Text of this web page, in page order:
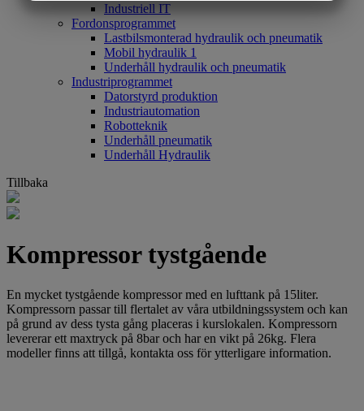
Industriell IT
Fordonsprogrammet
Lastbilsmonterad hydraulik och pneumatik
Mobil hydraulik 1
Underhåll hydraulik och pneumatik
Industriprogrammet
Datorstyrd produktion
Industriautomation
Robotteknik
Underhåll pneumatik
Underhåll Hydraulik
Tillbaka
Kompressor tystgående
En mycket tystgående kompressor med en lufttank på 15liter.
Kompressorn passar till flertalet av våra utbildningssystem och kan
på grund av dess tysta gång placeras i kurslokalen. Kompressorn
levererar ett maxtryck på 8bar och har en vikt på 26kg. Flera
modeller finns att tillgå, kontakta oss för ytterligare information.
MARKNADSFÖRING